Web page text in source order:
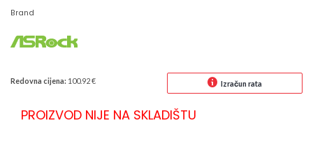
Brand
Redovna cijena: 100.92 € Izračun rata
PROIZVOD NIJE NA SKLADIŠTU